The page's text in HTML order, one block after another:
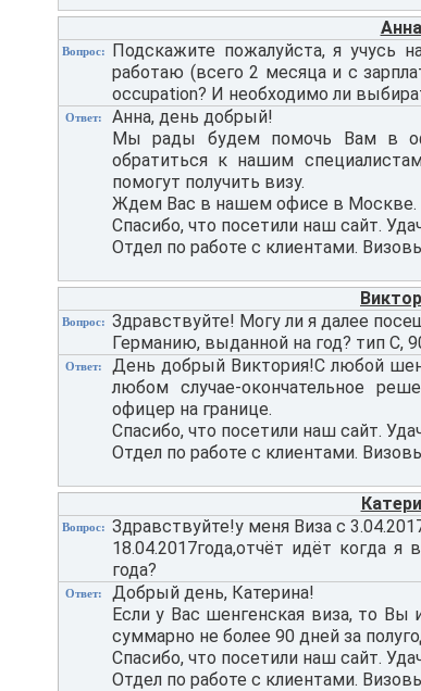
Анна
Вопрос:
Подскажите пожалуйста, я учусь
работаю (всего 2 месяца и с
occupation? И необходимо ли
Ответ:
Анна, день добрый!
Мы рады будем помочь Вам в
обратиться к нашим
помогут получить визу.
Ждем Вас в нашем офисе в Москве.
Спасибо, что посетили наш сайт.
Отдел по работе с клиентами.
Вопрос: Здравствуйте! Могу ли я далее
Германию, выданной на год? тип С,
Ответ:
День добрый Виктория!С любой
любом случае-окончательное
офицер на границе.
Спасибо, что посетили наш сайт.
Отдел по работе с клиентами.
Вопрос: Здравствуйте!у меня Виза с
18.04.2017года,отчёт идёт когда я
года?
Ответ:
Добрый день, Катерина!
Если у Вас шенгенская виза, то Вы
суммарно не более 90 дней за
Спасибо, что посетили наш сайт.
Отдел по работе с клиентами.